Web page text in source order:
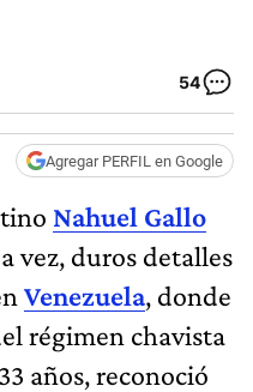
54
Agregar PERFIL en Google
Nahuel Gallo
vez, duros detalles
Venezuela, donde
régimen chavista
años, reconoció